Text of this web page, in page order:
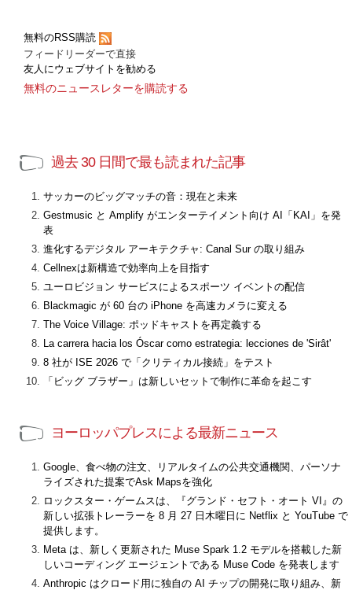
無料のRSS購読
フィードリーダーで直接
友人にウェブサイトを勧める
無料のニュースレターを購読する
過去 30 日間で最も読まれた記事
サッカーのビッグマッチの音：現在と未来
Gestmusic と Amplify がエンターテイメント向け AI「KAI」を発
表
進化するデジタル アーキテクチャ: Canal Sur の取り組み
Cellnexは新構造で効率向上を目指す
ユーロビジョン サービスによるスポーツ イベントの配信
Blackmagic が 60 台の iPhone を高速カメラに変える
The Voice Village: ポッドキャストを再定義する
La carrera hacia los Óscar como estrategia: lecciones de 'Sirât'
8 社が ISE 2026 で「クリティカル接続」をテスト
「ビッグ ブラザー」は新しいセットで制作に革命を起こす
ヨーロッパプレスによる最新ニュース
Google、食べ物の注文、リアルタイムの公共交通機関、パーソナ
ライズされた提案でAsk Mapsを強化
ロックスター・ゲームスは、『グランド・セフト・オート VI』の
新しい拡張トレーラーを 8 月 27 日木曜日に Netflix と YouTube で
提供します。
Meta は、新しく更新された Muse Spark 1.2 モデルを搭載した新
しいコーディング エージェントである Muse Code を発表します
Anthropic はクロード用に独自の AI チップの開発に取り組み、新